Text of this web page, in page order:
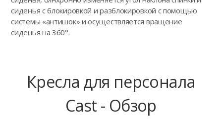
сиденья с блокировкой и разблокировкой с помощью
системы «антишок» и осуществляется вращение
сиденья на 360°.
Кресла для персонала
Cast - Обзор